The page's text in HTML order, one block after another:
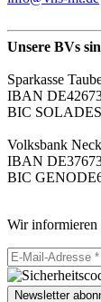
Unsere BVs
Sparkasse
IBAN
BIC
Volksbank
IBAN
BIC
Wir informieren
Newsletter